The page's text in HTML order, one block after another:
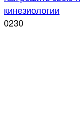
кинезиологии
0230